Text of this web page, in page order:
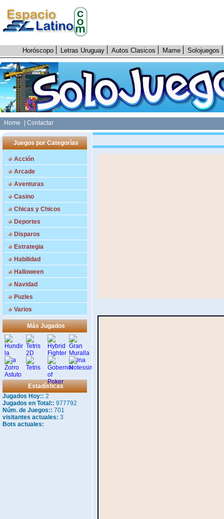
Horóscopo Letras Uruguay Autos Clasicos Mame Solojuegos
Home | Contactar
Juegos por Categorías
Acción
Arcade
Aventuras
Casino
Chicas y Chicos
Deportes
Disparos
Estrategia
Habilidad
Halloween
Navidad
Puzles
Varios
Más Jugados
Estadísticas
Jugados Hoy:: 2
Jugados en Total:: 977792
Núm. de Juegos:: 701
visitantes actuales: 3
Bots actuales: